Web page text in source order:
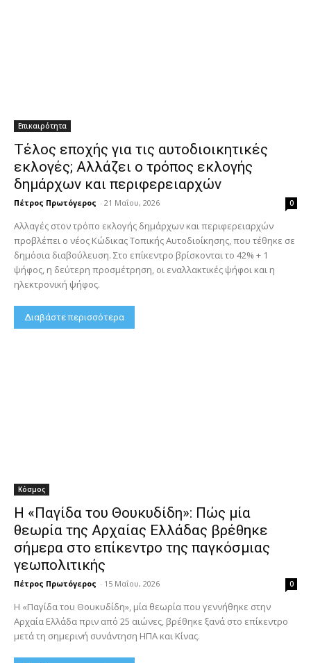
Επικαιρότητα
Τέλος εποχής για τις αυτοδιοικητικές
εκλογές; Αλλάζει ο τρόπος εκλογής
δημάρχων και περιφερειαρχών
Πέτρος Πρωτόγερος - 21 Μαΐου, 2026 0
Αλλαγές στον τρόπο εκλογής δημάρχων και περιφερειαρχών
προβλέπει ο νέος Κώδικας Τοπικής Αυτοδιοίκησης, που τέθηκε σε
δημόσια διαβούλευση. Στο επίκεντρο βρίσκονται το 42% + 1
ψήφος, η δεύτερη προσμέτρηση, οι εναλλακτικές ψήφοι και η
ηλεκτρονική ψήφος.
Διαβάστε περισσότερα
Κόσμος
Η «Παγίδα του Θουκυδίδη»: Πώς μία
θεωρία της Αρχαίας Ελλάδας βρέθηκε
σήμερα στο επίκεντρο της παγκόσμιας
γεωπολιτικής
Πέτρος Πρωτόγερος - 15 Μαΐου, 2026 0
Η «Παγίδα του Θουκυδίδη», μία θεωρία που γεννήθηκε στην
Αρχαία Ελλάδα πριν από 25 αιώνες, βρέθηκε ξανά στο επίκεντρο
μετά τη σημερινή συνάντηση ΗΠΑ και Κίνας.